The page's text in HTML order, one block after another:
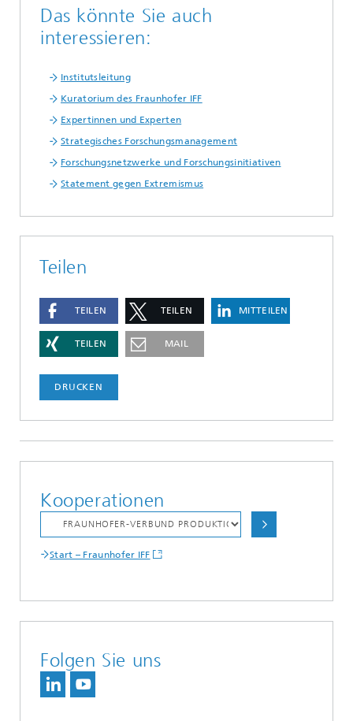
Das könnte Sie auch
interessieren:
Institutsleitung
Kuratorium des Fraunhofer IFF
Expertinnen und Experten
Strategisches Forschungsmanagement
Forschungsnetzwerke und Forschungsinitiativen
Statement gegen Extremismus
Teilen
TEILEN TEILEN MITTEILEN
TEILEN MAIL
DRUCKEN
Kooperationen
Start – Fraunhofer IFF
Folgen Sie uns